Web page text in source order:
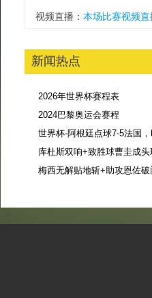
视频直播： 本场比赛视频直
新闻热点
2026年世界杯赛程表
2024巴黎奥运会赛程
库杜斯双响+致胜球曹圭成